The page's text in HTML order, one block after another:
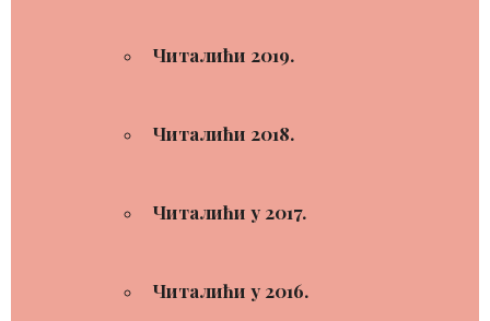
Читалићи 2019.
Читалићи 2018.
Читалићи у 2017.
Читалићи у 2016.